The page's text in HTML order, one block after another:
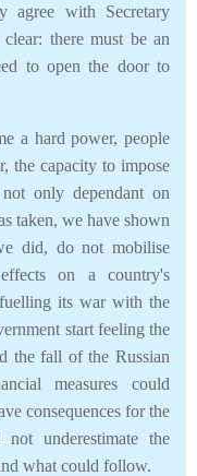
agree with Secretary
there must be an
to open the door to
a hard power, people
the capacity to impose
only dependant on
taken, we have shown
did, do not mobilise
on a country's
its war with the
start feeling the
the fall of the Russian
measures could
consequences for the
underestimate the
what could follow.